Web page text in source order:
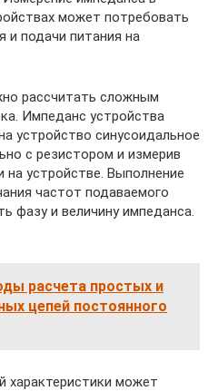
может потребовать
и подачи питания на
рассчитать сложным
Импеданс устройства
устройство синусоидальное
с резистором и измерив
на устройстве. Выполнение
частот подаваемого
фазу и величину импеданса.
расчета простых и
цепей постоянного
характеристики может